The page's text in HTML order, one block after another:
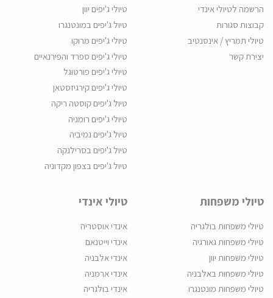
הרשמה לטיולי אינדי
קבוצות סגורות
טיולי תמריץ / אינסנטיב
יצירת קשר
טיולי ג'יפים יוון
טיול ג'יפים במונטנגרו
טיולי ג'יפים מרוקו
טיולי ג'יפים ספרד והפירנאיים
טיולי ג'יפים פורטוגל
טיולי ג'יפים קירגיזסטאן
טיול ג'יפים קוסטה ריקה
טיולי ג'יפים רומניה
טיול ג'יפים נמיביה
טיול ג'יפים בסרילנקה
טיול ג'יפים בצפון מקדוניה
טיולי משפחות
טיולי משפחות בולגריה
טיולי משפחות גאורגיה
טיולי משפחות יוון
טיולי משפחות באלבניה
טיולי משפחות מונטנגרו
טיולי אינדי
אינדי אוסטריה
אינדי וייטנאם
אינדי אלבניה
אינדי ארמניה
אינדי בולגריה